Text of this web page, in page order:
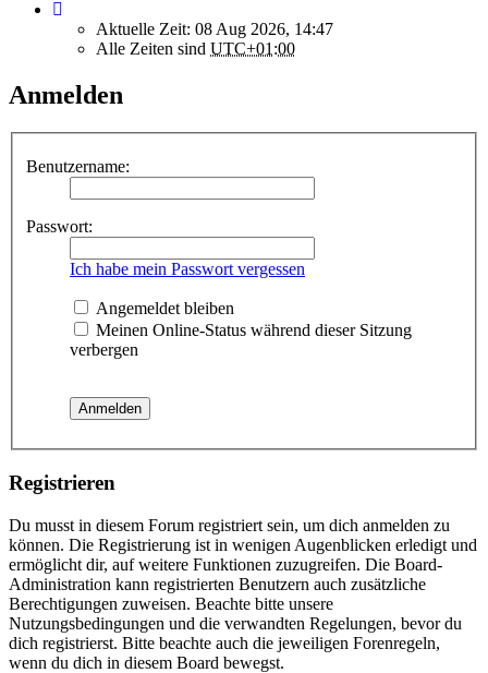
Aktuelle Zeit: 08 Aug 2026, 14:47
Alle Zeiten sind UTC+01:00
Anmelden
Benutzername:
Passwort:
Ich habe mein Passwort vergessen
Angemeldet bleiben
Meinen Online-Status während dieser Sitzung
verbergen
Registrieren
Du musst in diesem Forum registriert sein, um dich anmelden zu
können. Die Registrierung ist in wenigen Augenblicken erledigt und
ermöglicht dir, auf weitere Funktionen zuzugreifen. Die Board-
Administration kann registrierten Benutzern auch zusätzliche
Berechtigungen zuweisen. Beachte bitte unsere
Nutzungsbedingungen und die verwandten Regelungen, bevor du
dich registrierst. Bitte beachte auch die jeweiligen Forenregeln,
wenn du dich in diesem Board bewegst.